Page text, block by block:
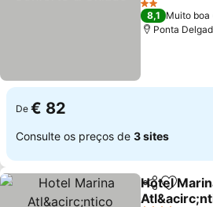
2 Estrelas
8,1 Muito boa
Ponta
De € 82
Consulte os preços de 3 sites
Partilhar
Hotel